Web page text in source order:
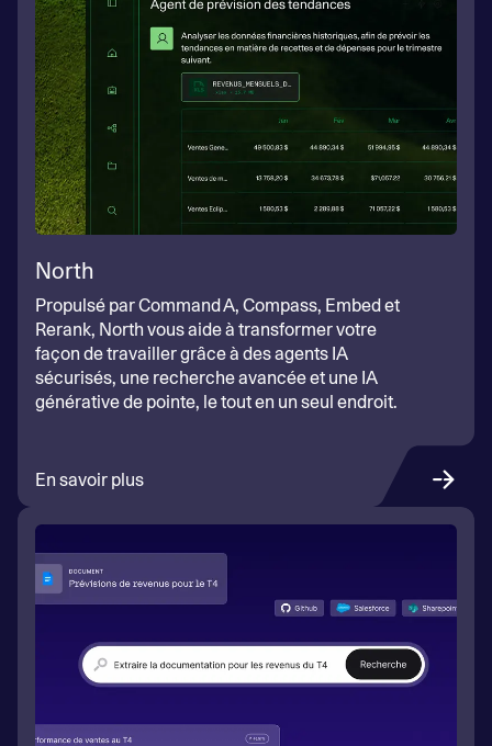
North
Propulsé par Command A, Compass, Embed et
Rerank, North vous aide à transformer votre
façon de travailler grâce à des agents IA
sécurisés, une recherche avancée et une IA
générative de pointe, le tout en un seul endroit.
En savoir plus